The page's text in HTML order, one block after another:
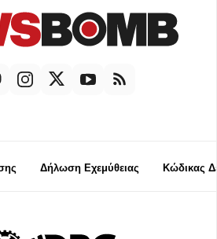
Δήλωση Εχεμύθειας Κώδικας